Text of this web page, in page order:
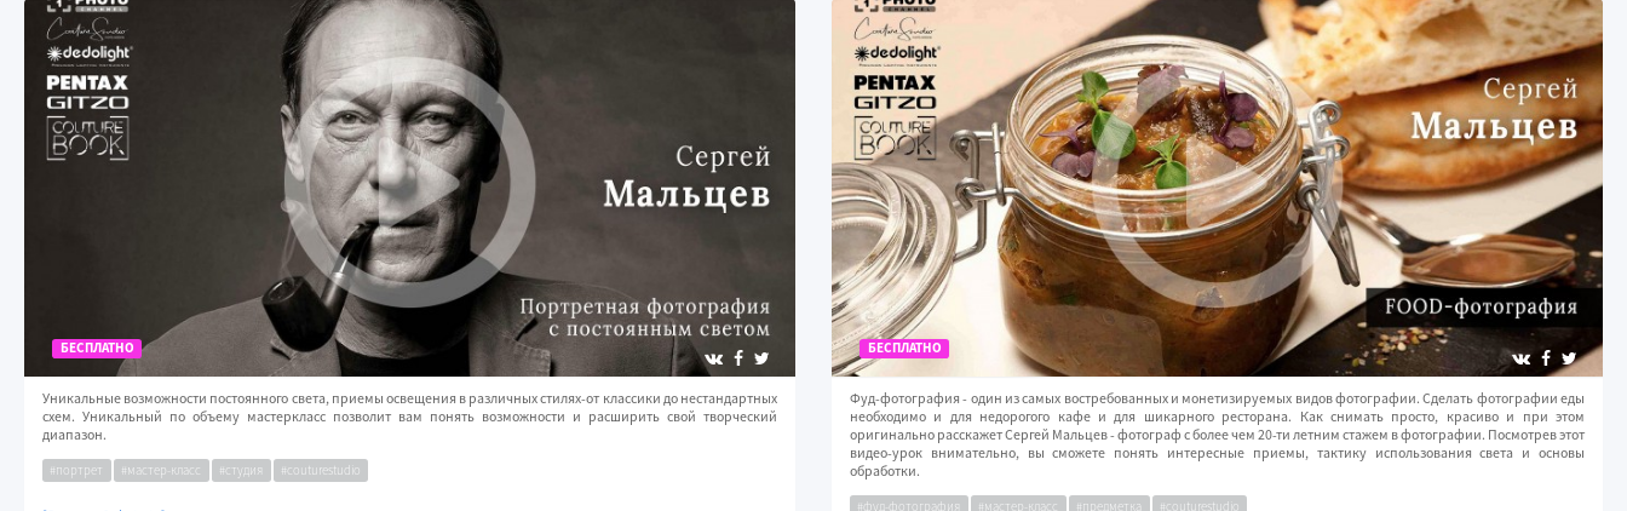
БЕСПЛАТНО
Уникальные возможности постоянного света, приемы освещения в различных стилях-от классики до нестандартных
схем. Уникальный по объему мастеркласс позволит вам понять возможности и расширить свой творческий
диапазон.
#портрет #мастер-класс #студия #couturestudio
БЕСПЛАТНО
Фуд-фотография - один из самых востребованных и монетизируемых видов фотографии. Сделать фотографии еды
необходимо и для недорогого кафе и для шикарного ресторана. Как снимать просто, красиво и при этом
оригинально расскажет Сергей Мальцев - фотограф с более чем 20-ти летним стажем в фотографии. Посмотрев этот
видео-урок внимательно, вы сможете понять интересные приемы, тактику использования света и основы
обработки.
#фуд-фотография #мастер-класс #предметка #couturestudio